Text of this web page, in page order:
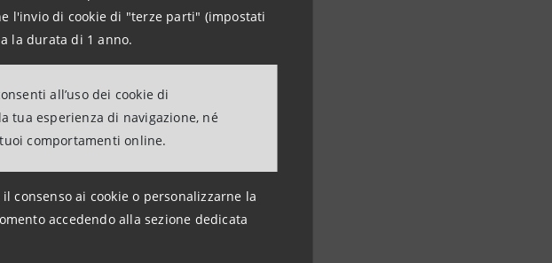
l'invio di cookie di "terze parti" (impostati
la durata di 1 anno.
all’uso dei cookie di
tua esperienza di navigazione, né
comportamenti online.
consenso ai cookie o personalizzarne la
accedendo alla sezione dedicata